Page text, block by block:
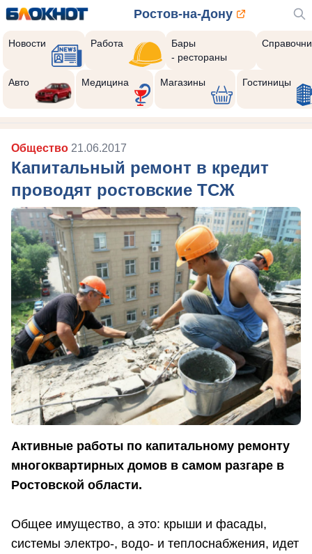
Ростов-на-Дону
Новости Работа
Бары
- рестораны
Авто Медицина Магазины Гостиницы
Общество 21.06.2017
Капитальный ремонт в кредит
проводят ростовские ТСЖ
Активные работы по капитальному ремонту
многоквартирных домов в самом разгаре в
Ростовской области.
Общее имущество, а это: крыши и фасады,
системы электро-, водо- и теплоснабжения, идет